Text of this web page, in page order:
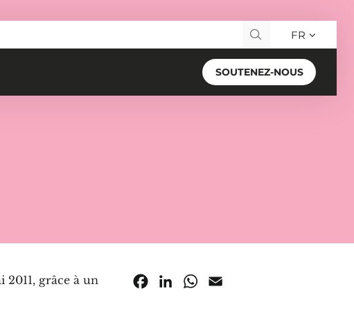
Recherche pour :
FR
SOUTENEZ-NOUS
grâce à un
FacebookLinkedInWhatsApp